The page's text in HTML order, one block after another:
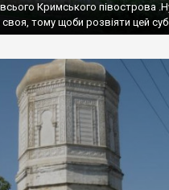
Кримського півострова
тому щоби розвіяти цей
це